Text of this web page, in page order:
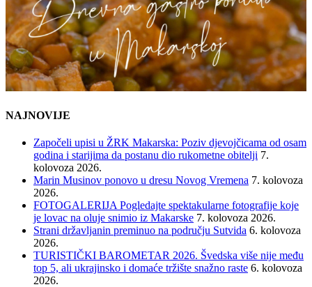
NAJNOVIJE
Započeli upisi u ŽRK Makarska: Poziv djevojčicama od osam
godina i starijima da postanu dio rukometne obitelji 7.
kolovoza 2026.
Marin Musinov ponovo u dresu Novog Vremena 7. kolovoza
2026.
FOTOGALERIJA Pogledajte spektakularne fotografije koje
je lovac na oluje snimio iz Makarske 7. kolovoza 2026.
Strani državljanin preminuo na području Sutvida 6. kolovoza
2026.
TURISTIČKI BAROMETAR 2026. Švedska više nije među
top 5, ali ukrajinsko i domaće tržište snažno raste 6. kolovoza
2026.